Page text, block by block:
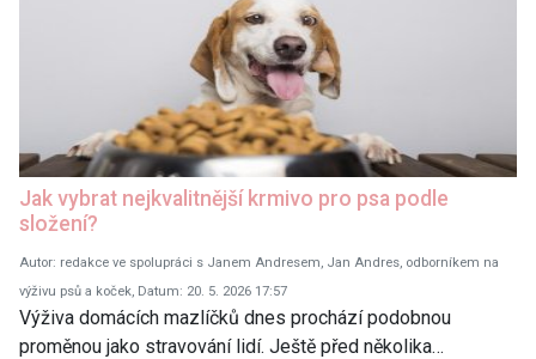
Jak vybrat nejkvalitnější krmivo pro psa podle
složení?
Autor: redakce ve spolupráci s Janem Andresem, Jan Andres, odborníkem na
výživu psů a koček, Datum: 20. 5. 2026 17:57
Výživa domácích mazlíčků dnes prochází podobnou
proměnou jako stravování lidí. Ještě před několika…